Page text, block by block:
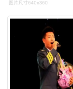
图片尺寸640x360